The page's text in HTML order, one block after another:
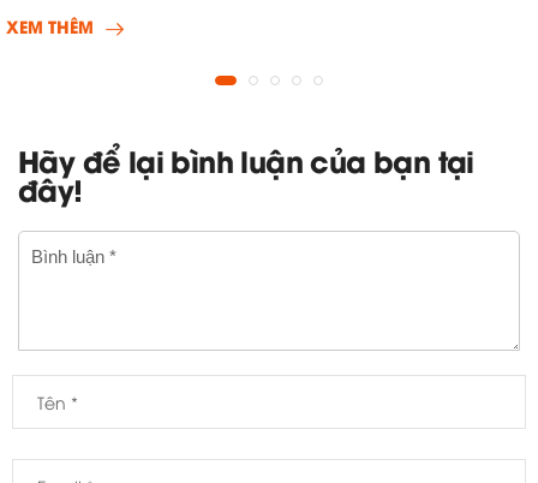
XEM THÊM
Hãy để lại bình luận của bạn tại
đây!